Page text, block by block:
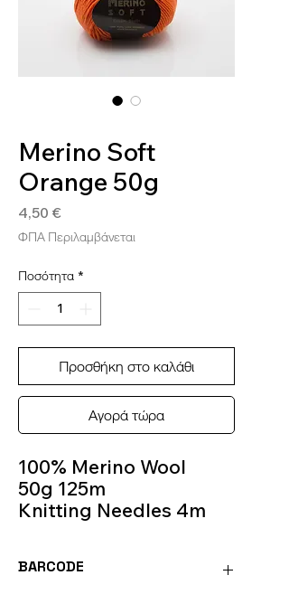
Merino Soft
Orange 50g
4,50 €
ΦΠΑ Περιλαμβάνεται
Ποσότητα *
Προσθήκη στο καλάθι
Αγορά τώρα
100% Merino Wool
50g 125m
Knitting Needles 4m
BARCODE